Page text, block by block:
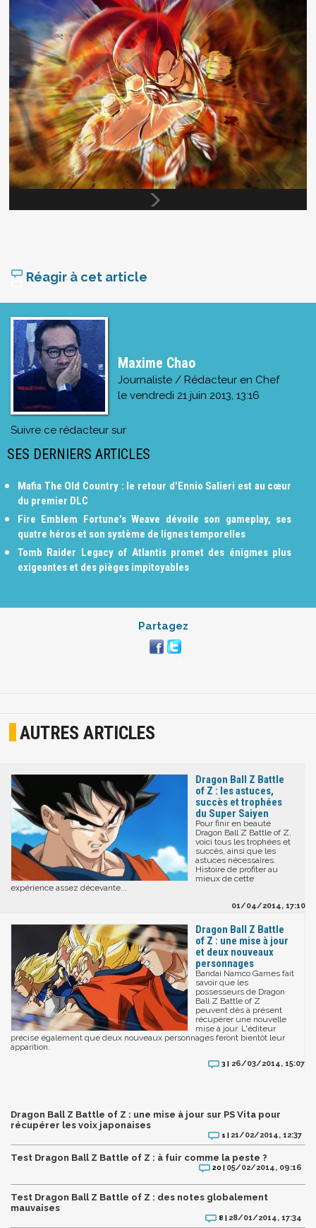
Réagir à cet article
Maxime Chao
Journaliste / Rédacteur en Chef
le vendredi 21 juin 2013, 13:16
Suivre ce rédacteur sur
SES DERNIERS ARTICLES
Mafia The Old Country : le retour d'Ennio Salieri est au cœur
du premier DLC
Fire Emblem Fortune's Weave dévoile son gameplay, ses
quatre héros et son système de lignes temporelles
Tomb Raider Legacy of Atlantis promet des énigmes plus
exigeantes et des pièges impitoyables
Partagez
AUTRES ARTICLES
Dragon Ball Z Battle
of Z : les astuces,
succès et trophées
du Super Saiyen
Pour finir en beauté
Dragon Ball Z Battle of Z,
voici tous les trophées et
succès, ainsi que les
astuces nécessaires.
Histoire de profiter au
mieux de cette
expérience assez décevante...
01/04/2014, 17:10
Dragon Ball Z Battle
of Z : une mise à jour
et deux nouveaux
personnages
Bandai Namco Games fait
savoir que les
possesseurs de Dragon
Ball Z Battle of Z
peuvent dès à présent
récupérer une nouvelle
mise à jour. L'éditeur
précise également que deux nouveaux personnages feront bientôt leur
apparition.
3 | 26/03/2014, 15:07
Dragon Ball Z Battle of Z : une mise à jour sur PS Vita pour
récupérer les voix japonaises
1 | 21/02/2014, 12:37
Test Dragon Ball Z Battle of Z : à fuir comme la peste ?
20 | 05/02/2014, 09:16
Test Dragon Ball Z Battle of Z : des notes globalement
mauvaises
8 | 28/01/2014, 17:34